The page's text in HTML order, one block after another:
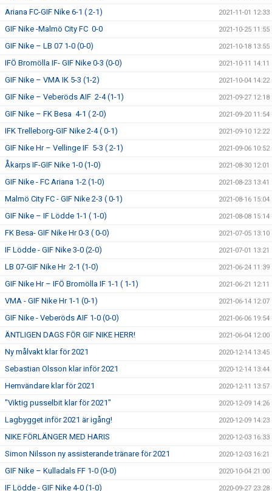
Ariana FC-GIF Nike 6-1 ( 2-1) 2021-11-01 12:33
GIF Nike -Malmö City FC 0-0 2021-10-25 11:55
GIF Nike – LB 07 1-0 (0-0) 2021-10-18 13:55
IFÖ Bromölla IF- GIF Nike 0-3 (0-0) 2021-10-11 14:11
GIF Nike – VMA IK 5-3 (1-2) 2021-10-04 14:22
GIF Nike – Veberöds AIF 2-4 (1-1) 2021-09-27 12:18
GIF Nike – FK Besa 4-1 ( 2-0) 2021-09-20 11:54
IFK Trelleborg-GIF Nike 2-4 ( 0-1) 2021-09-10 12:22
GIF Nike Hr – Vellinge IF 5-3 ( 2-1) 2021-09-06 10:52
Åkarps IF-GIF Nike 1-0 (1-0) 2021-08-30 12:01
GIF Nike - FC Ariana 1-2 (1-0) 2021-08-23 13:41
Malmö City FC - GIF Nike 2-3 ( 0-1) 2021-08-16 15:04
GIF Nike – IF Lödde 1-1 ( 1-0) 2021-08-08 15:14
FK Besa- GIF Nike Hr 0-3 ( 0-0) 2021-07-05 13:10
IF Lödde - GIF Nike 3-0 (2-0) 2021-07-01 13:21
LB 07-GIF Nike Hr 2-1 (1-0) 2021-06-24 11:39
GIF Nike Hr – IFÖ Bromölla IF 1-1 ( 1-1) 2021-06-21 12:11
VMA - GIF Nike Hr 1-1 (0-1) 2021-06-14 12:07
GIF Nike - Veberöds AIF 1-0 (0-0) 2021-06-06 19:54
ÄNTLIGEN DAGS FÖR GIF NIKE HERR! 2021-06-04 12:00
Ny målvakt klar för 2021 2020-12-14 13:45
Sebastian Olsson klar inför 2021 2020-12-14 13:44
Hemvändare klar för 2021 2020-12-11 13:57
"Viktig pusselbit klar för 2021" 2020-12-09 14:26
Lagbygget inför 2021 är igång! 2020-12-09 14:23
NIKE FÖRLÄNGER MED HARIS 2020-12-03 16:33
Simon Nilsson ny assisterande tränare för 2021 2020-12-03 16:21
GIF Nike – Kulladals FF 1-0 (0-0) 2020-10-04 21:00
IF Lödde - GIF Nike 4-0 (1-0) 2020-09-27 23:28